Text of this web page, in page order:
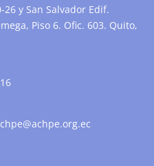
26 y San Salvador Edif.
Piso 6. Ofic. 603. Quito,